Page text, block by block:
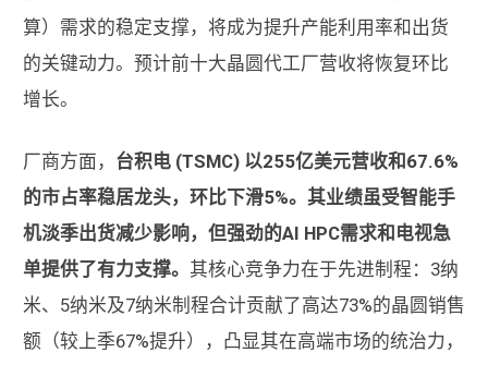
算）需求的稳定支撑，将成为提升产能利用率和出货
的关键动力。预计前十大晶圆代工厂营收将恢复环比
增长。
厂商方面， 台积电 (TSMC) 以255亿美元营收和67.6%
的市占率稳居龙头，环比下滑5%。其业绩虽受智能手
机淡季出货减少影响，但强劲的AI HPC需求和电视急
单提供了有力支撑。 其核心竞争力在于先进制程：3纳
米、5纳米及7纳米制程合计贡献了高达73%的晶圆销售
额（较上季67%提升），凸显其在高端市场的统治力，